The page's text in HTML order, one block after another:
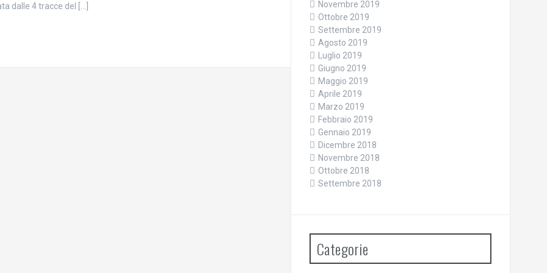
dalle 4 tracce del […]
Novembre 2019
Ottobre 2019
Settembre 2019
Agosto 2019
Luglio 2019
Giugno 2019
Maggio 2019
Aprile 2019
Marzo 2019
Febbraio 2019
Gennaio 2019
Dicembre 2018
Novembre 2018
Ottobre 2018
Settembre 2018
Categorie